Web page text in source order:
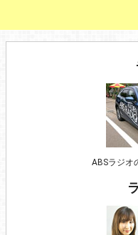
ABSラジオ